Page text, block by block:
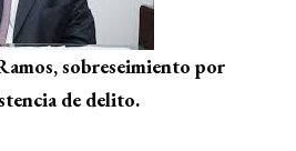
sobreseimiento por
de delito.